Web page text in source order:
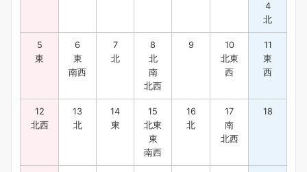
4
北
5
東
6
東
南西
7
北
8
北
南
北西
9
10
北東
西
11
東
西
12
北西
13
北
14
東
15
北東
東
南西
16
北
17
南
北西
18